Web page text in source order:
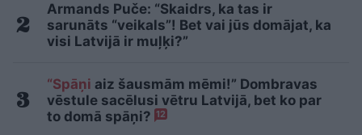
Armands Puče: “Skaidrs, ka tas ir
sarunāts “veikals”! Bet vai jūs domājat, ka
visi Latvijā ir muļķi?”
“Spāņi aiz šausmām mēmi!” Dombravas
vēstule sacēlusi vētru Latvijā, bet ko par
to domā spāņi? 12